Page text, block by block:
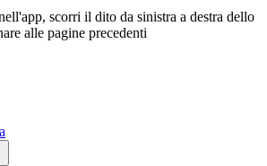
scorri il dito da sinistra a destra dello
alle pagine precedenti